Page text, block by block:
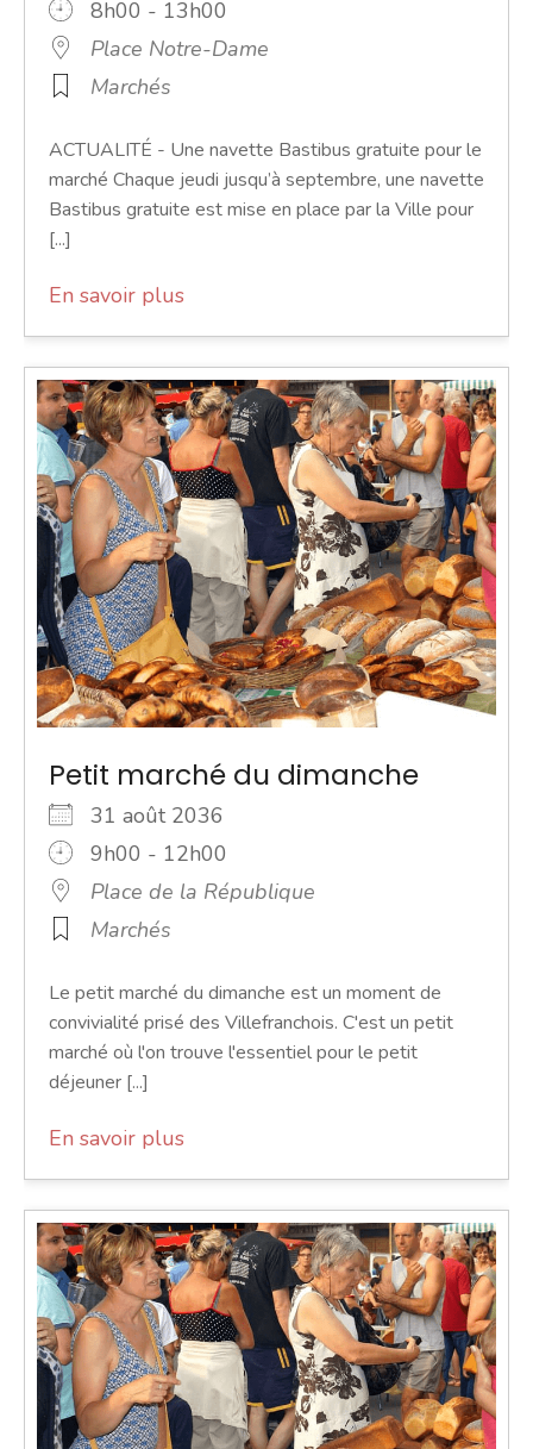
8h00 - 13h00
Place Notre-Dame
Marchés
ACTUALITÉ - Une navette Bastibus gratuite pour le
marché Chaque jeudi jusqu’à septembre, une navette
Bastibus gratuite est mise en place par la Ville pour
[...]
En savoir plus
Petit marché du dimanche
31 août 2036
9h00 - 12h00
Place de la République
Marchés
Le petit marché du dimanche est un moment de
convivialité prisé des Villefranchois. C'est un petit
marché où l'on trouve l'essentiel pour le petit
déjeuner [...]
En savoir plus